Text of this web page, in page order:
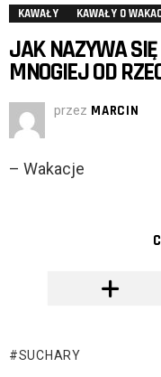
KAWAŁY KAWAŁY O
JAK NAZYWA
MNOGIEJ OD
przez MARCIN
– Wakacje
SUCHARY